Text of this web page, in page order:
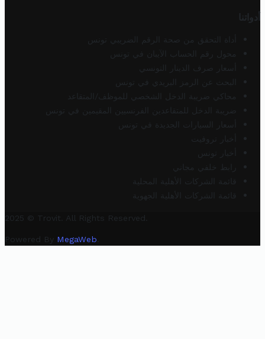
أدواتنا
أداة التحقق من صحة الرقم الضريبي تونس
محول رقم الحساب الآيبان في تونس
أسعار صرف الدينار التونسي
البحث عن الرمز البريدي في تونس
محاكي ضريبة الدخل الشخصي للموظف/المتقاعد
ضريبة الدخل للمتقاعدين الفرنسيين المقيمين في تونس
أسعار السيارات الجديدة في تونس
أخبار تروفيت
أخبار تونس
رابط خلفي مجاني
قائمة الشركات الأهلية المحلية
قائمة الشركات الأهلية الجهوية
2025 © Trovit. All Rights Reserved.
Powered By MegaWeb